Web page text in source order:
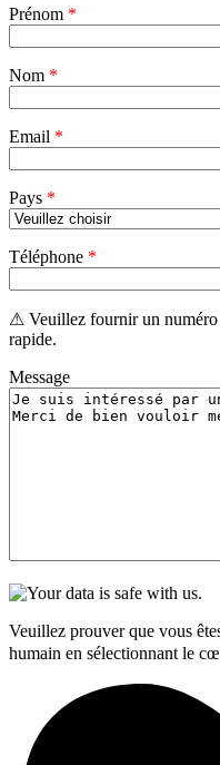
laisser
vide.
Prénom *
Nom *
Email *
Pays *
Téléphone *
⚠ Veuillez fournir un numéro
rapide.
Message
Veuillez prouver que vous
humain en sélectionnant le